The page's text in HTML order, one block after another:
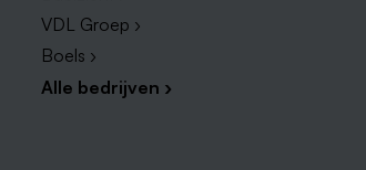
VDL Groep ›
Boels ›
Alle bedrijven ›